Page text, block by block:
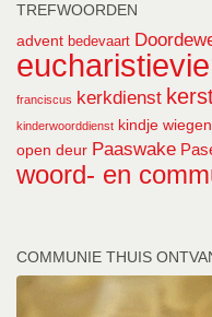
TREFWOORDEN
advent bedevaart
franciscus kerkdienst
kinderwoorddienst kindje wiegen
open deur Paaswake
woord- en
COMMUNIE THUIS